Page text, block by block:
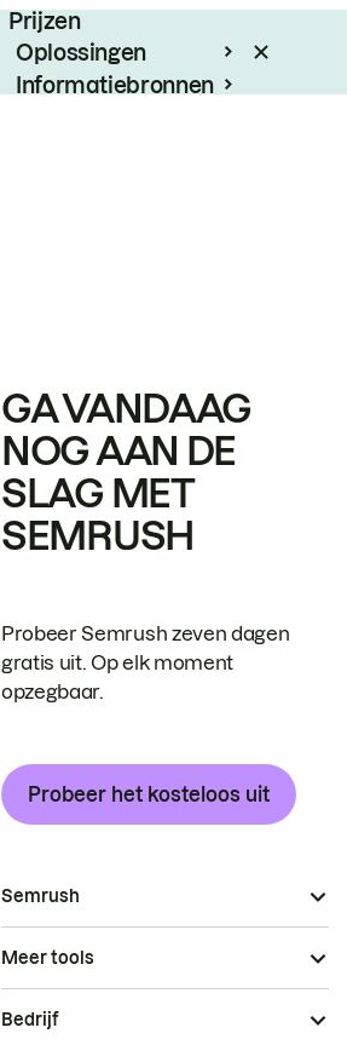
Prijzen
Oplossingen
Informatiebronnen
GA VANDAAG
NOG AAN DE
SLAG MET
SEMRUSH
Probeer Semrush zeven dagen
gratis uit. Op elk moment
opzegbaar.
Probeer het kosteloos uit
Semrush
Meer tools
Bedrijf